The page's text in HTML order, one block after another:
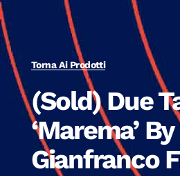
Torna Ai Prodotti
(Sold) Due
‘Marema’ By
Gianfranco